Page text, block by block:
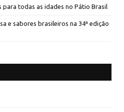
para todas as idades no Pátio Brasil
e sabores brasileiros na 34ª edição